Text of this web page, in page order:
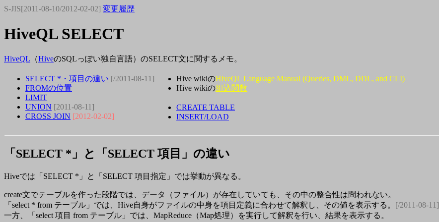
S-JIS[2011-08-10/2012-02-02] 変更履歴
HiveQL SELECT
HiveQL （HiveのSQLっぽい独自言語）のSELECT文に関するメモ。
SELECT *・項目の違い [/2011-08-11]
FROMの位置
LIMIT
UNION [2011-08-11]
CROSS JOIN [2012-02-02]
Hive wikiのHiveQL Language Manual (Queries, DML, DDL, and CLI)
Hive wikiの組込関数
CREATE TABLE
INSERT/LOAD
「SELECT *」と「SELECT 項目」の違い
Hiveでは「SELECT *」と「SELECT 項目指定」では挙動が異なる。
create文でテーブルを作った段階では、データ（ファイル）が存在していても、その中の整合性は問われない。
「select * from テーブル」では、Hive自身がファイルの中身を項目定義に合わせて解釈し、その値を表示する。 [/2011-08-11]
一方、「select 項目 from テーブル」では、MapReduce（Map処理）を実行して解釈を行い、結果を表示する。